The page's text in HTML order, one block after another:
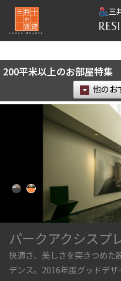
200平米以上のお部屋特集
他のお
パークアクシスプ
快適さ、美しさを突きつめた
デンス。2016年度グッドデザ
再検索ナビゲーション
〜
管理費/共益費含む
フリーレント付き
間取り
1R〜1K
2LDK
4LDK〜